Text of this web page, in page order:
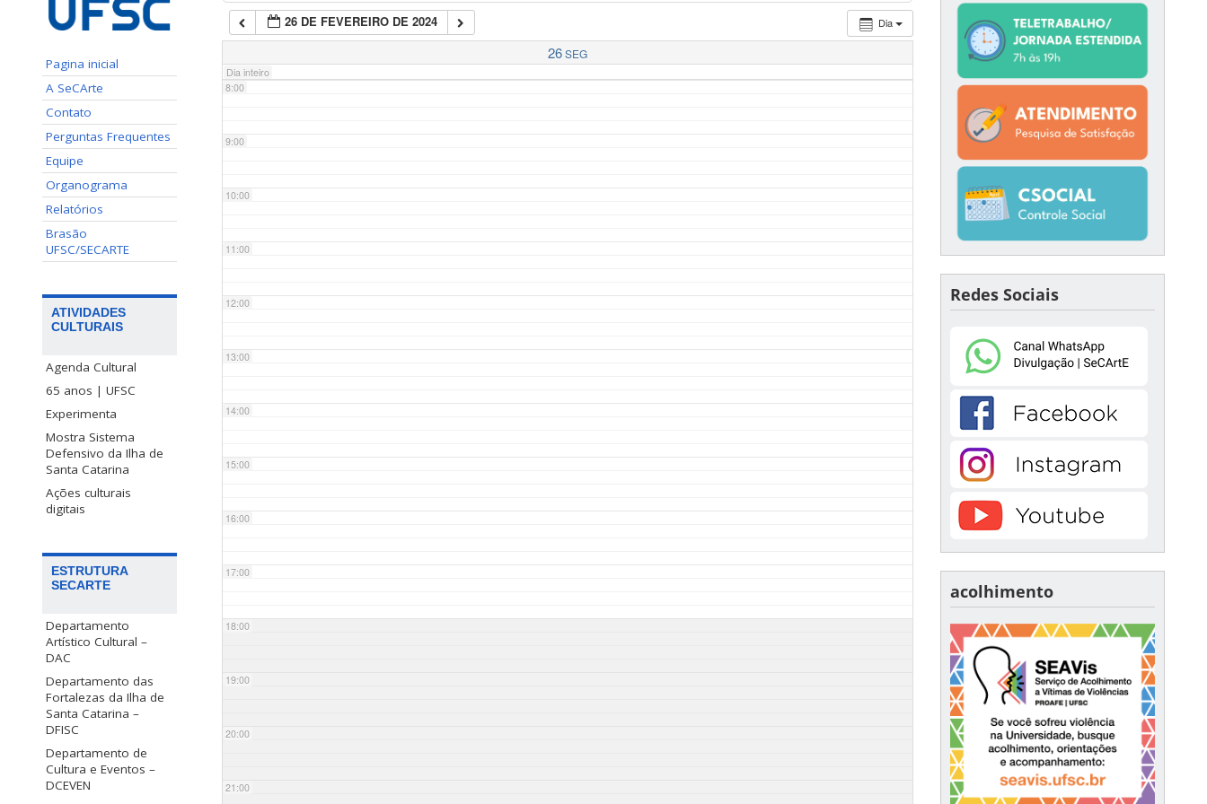
Pagina inicial
A SeCArte
Contato
Perguntas Frequentes
Equipe
Organograma
Relatórios
Brasão
UFSC/SECARTE
ATIVIDADES
CULTURAIS
Agenda Cultural
65 anos | UFSC
Experimenta
Mostra Sistema
Defensivo da Ilha de
Santa Catarina
Ações culturais
digitais
ESTRUTURA
SECARTE
Departamento
Artístico Cultural –
DAC
Departamento das
Fortalezas da Ilha de
Santa Catarina –
DFISC
Departamento de
Cultura e Eventos –
DCEVEN
Dia
26 DE FEVEREIRO DE 2024
26SEG
Dia inteiro
7:00
8:00
9:00
10:00
11:00
12:00
13:00
14:00
15:00
16:00
17:00
18:00
19:00
20:00
21:00
Redes Sociais
acolhimento